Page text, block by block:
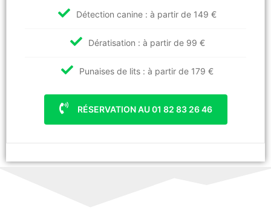
Détection canine : à partir de 149 €
Dératisation : à partir de 99 €
Punaises de lits : à partir de 179 €
RÉSERVATION AU 01 82 83 26 46